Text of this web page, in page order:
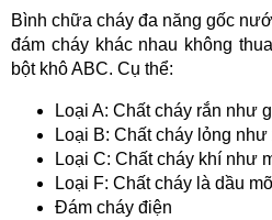
Bình chữa cháy đa năng gốc
đám cháy khác nhau không
bột khô ABC. Cụ thể:
Loại A: Chất cháy rắn như
Loại B: Chất cháy lỏng
Loại C: Chất cháy khí như
Loại F: Chất cháy là dầu
Đám cháy điện